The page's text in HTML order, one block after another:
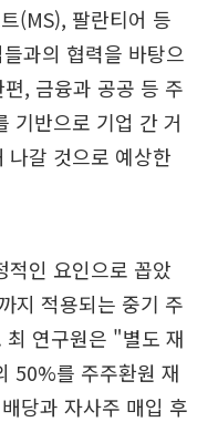
(MS), 팔란티어 등
과의 협력을 바탕으
, 금융과 공공 등 주
기반으로 기업 간 거
갈 것으로 예상한
적인 요인으로 꼽았
지 적용되는 중기 주
연구원은 "별도 재
50%를 주주환원 재
당과 자사주 매입 후